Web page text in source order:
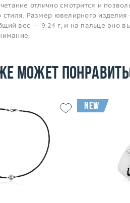
отлично смотрится и
стиля. Размер ювелирного
вес — 9.24 г, и на пальце оно
может
7.95
золото 750 пробы
new
Материал